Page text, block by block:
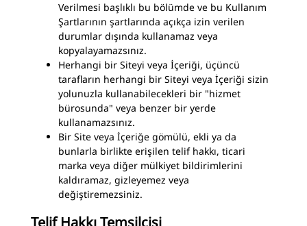
Verilmesi başlıklı bu bölümde ve bu Kullanım
Şartlarının şartlarında açıkça izin verilen
durumlar dışında kullanamaz veya
kopyalayamazsınız.
Herhangi bir Siteyi veya İçeriği, üçüncü
tarafların herhangi bir Siteyi veya İçeriği sizin
yolunuzla kullanabilecekleri bir "hizmet
bürosunda" veya benzer bir yerde
kullanamazsınız.
Bir Site veya İçeriğe gömülü, ekli ya da
bunlarla birlikte erişilen telif hakkı, ticari
marka veya diğer mülkiyet bildirimlerini
kaldıramaz, gizleyemez veya
değiştiremezsiniz.
Telif Hakkı Temsilcisi